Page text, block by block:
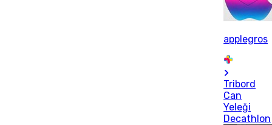
applegros
Tribord
Can
Yeleği
Decathlon